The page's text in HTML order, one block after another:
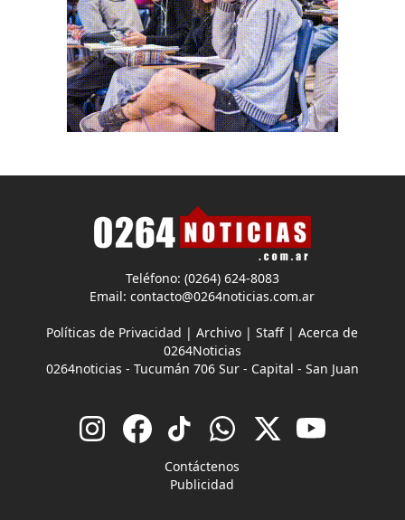
Teléfono: (0264) 624-8083
Email:contacto@0264noticias.com.ar
Políticas de Privacidad |Archivo |Staff |Acerca de
0264Noticias
0264noticias - Tucumán 706 Sur - Capital - San Juan
Contáctenos
Publicidad